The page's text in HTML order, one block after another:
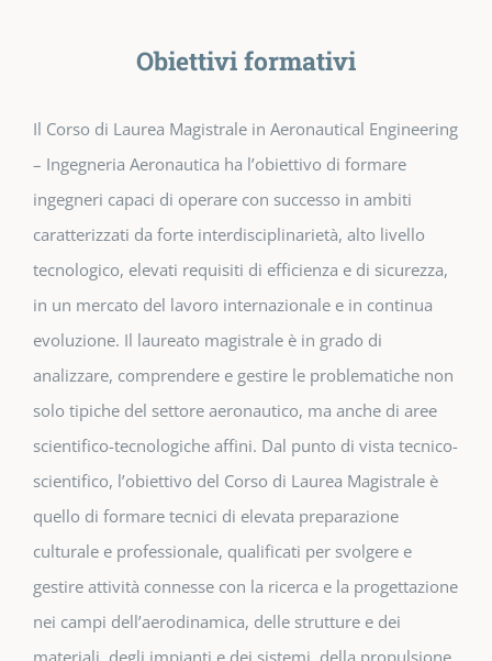
Obiettivi formativi
Il Corso di Laurea Magistrale in Aeronautical Engineering
– Ingegneria Aeronautica ha l’obiettivo di formare
ingegneri capaci di operare con successo in ambiti
caratterizzati da forte interdisciplinarietà, alto livello
tecnologico, elevati requisiti di efficienza e di sicurezza,
in un mercato del lavoro internazionale e in continua
evoluzione. Il laureato magistrale è in grado di
analizzare, comprendere e gestire le problematiche non
solo tipiche del settore aeronautico, ma anche di aree
scientifico-tecnologiche affini. Dal punto di vista tecnico-
scientifico, l’obiettivo del Corso di Laurea Magistrale è
quello di formare tecnici di elevata preparazione
culturale e professionale, qualificati per svolgere e
gestire attività connesse con la ricerca e la progettazione
nei campi dell’aerodinamica, delle strutture e dei